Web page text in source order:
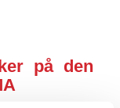
på den